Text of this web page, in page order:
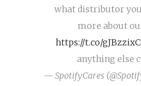
what distributor you
more about
https://t.co/
anything else
— SpotifyCares